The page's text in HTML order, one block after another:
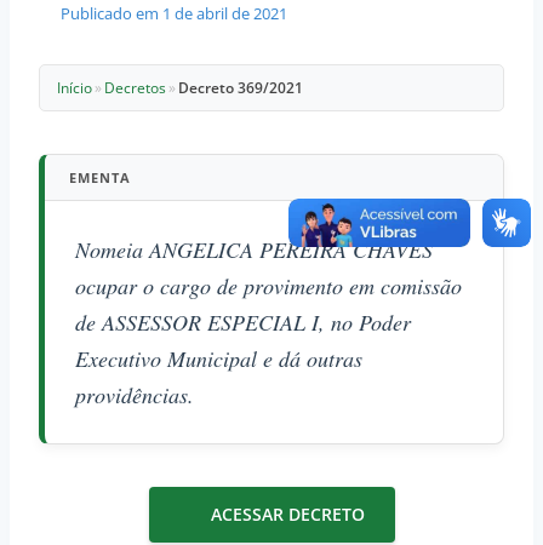
Publicado em 1 de abril de 2021
Início» Decretos» Decreto 369/2021
EMENTA
Nomeia ANGELICA PEREIRA CHAVES
ocupar o cargo de provimento em comissão
de ASSESSOR ESPECIAL I, no Poder
Executivo Municipal e dá outras
providências.
ACESSAR DECRETO